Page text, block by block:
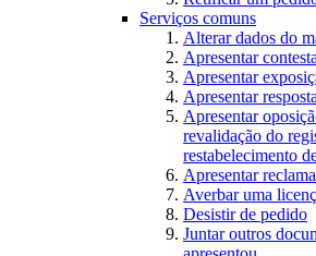
Serviços comuns
Alterar dados do
Apresentar
Apresentar
Apresentar
Apresentar
revalidação do
restabelecimento
Apresentar
Averbar uma
Desistir de pedido
Juntar outros